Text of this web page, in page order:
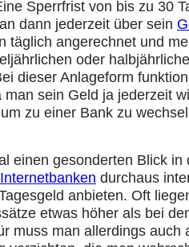
Sperrfrist von bis zu 30
dann jederzeit über sein
täglich angerechnet und
oder
dieser Anlageform
man sein Geld ja jederzeit
zu einer Bank zu
einen gesonderten Blick in
Internetbanken durchaus
anbieten. Oft
etwas höher als bei
muss man allerdings auch